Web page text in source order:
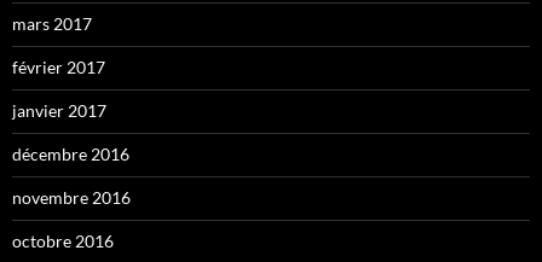
mars 2017
février 2017
janvier 2017
décembre 2016
novembre 2016
octobre 2016